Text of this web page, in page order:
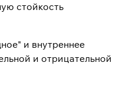
стойкость
и внутреннее
и отрицательной